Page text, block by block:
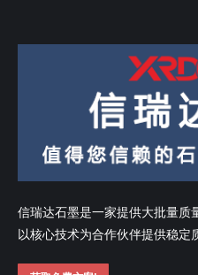
信瑞达石墨是一家提供大批量质
以核心技术为合作伙伴提供稳定